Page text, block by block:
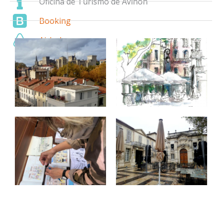
Booking
Airbnb